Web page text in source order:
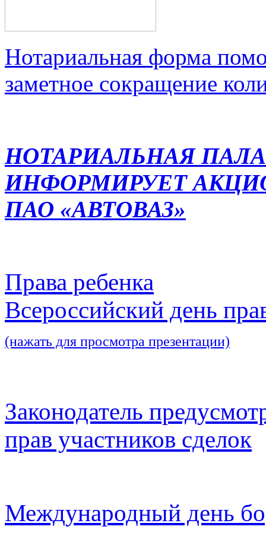
Нотариальная форма
заметное сокращение
НОТАРИАЛЬНАЯ
ИНФОРМИРУЕТ
ПАО «АВТОВАЗ»
Права ребенка
Всероссийский день
(нажать для просмотра презентации)
Законодатель
прав участников сделок
Международный день